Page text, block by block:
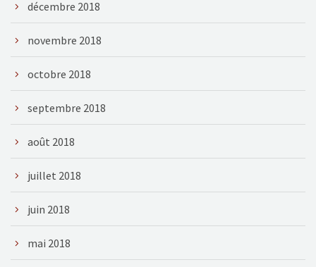
décembre 2018
novembre 2018
octobre 2018
septembre 2018
août 2018
juillet 2018
juin 2018
mai 2018